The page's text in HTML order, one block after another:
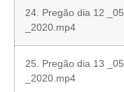
24. Pregão dia 12 _05
_2020.mp4
25. Pregão dia 13 _05
_2020.mp4